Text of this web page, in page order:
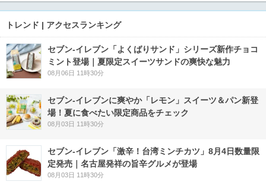
トレンド | アクセスランキング
セブン‐イレブン「よくばりサンド」シリーズ新作チョコ
ミント登場｜夏限定スイーツサンドの爽快な魅力
08月06日 11時30分
セブン‐イレブンに爽やか「レモン」スイーツ＆パン新登
場！夏に食べたい限定商品をチェック
08月03日 11時30分
セブン-イレブン「激辛！台湾ミンチカツ」8月4日数量限
定発売｜名古屋発祥の旨辛グルメが登場
08月03日 11時30分